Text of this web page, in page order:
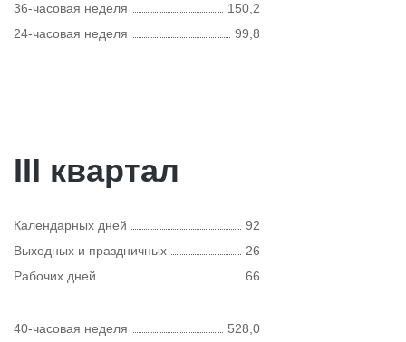
36-часовая неделя
150,2
24-часовая неделя
99,8
III квартал
Календарных дней
92
Выходных и праздничных
26
Рабочих дней
66
40-часовая неделя 528,0